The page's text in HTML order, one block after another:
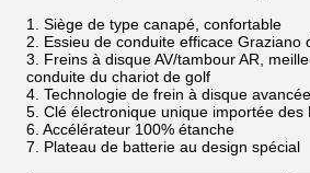
1. Siège de type canapé, confortable
2. Essieu de conduite efficace Graziano
3. Freins à disque AV/tambour AR,
conduite du chariot de golf
4. Technologie de frein à disque avancée
5. Clé électronique unique importée des
6. Accélérateur 100% étanche
7. Plateau de batterie au design spécial